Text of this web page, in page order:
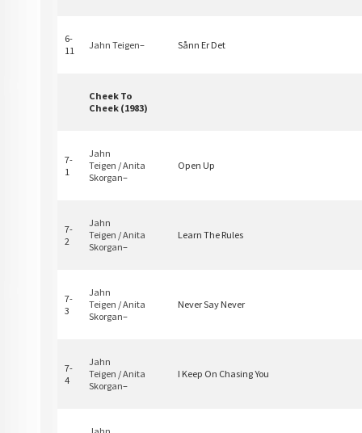
6-
11
Jahn Teigen– Sånn Er Det
Cheek To
Cheek (1983)
7-
1
Jahn
Teigen /Anita
Skorgan–
Open Up
7-
2
Jahn
Teigen /Anita
Skorgan–
Learn The Rules
7-
3
Jahn
Teigen /Anita
Skorgan–
Never Say Never
7-
4
Jahn
Teigen /Anita
Skorgan–
I Keep On Chasing You